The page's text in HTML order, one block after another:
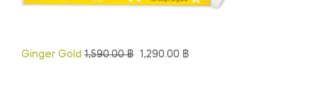
Ginger Gold 1,590.00฿ 1,290.00 ฿